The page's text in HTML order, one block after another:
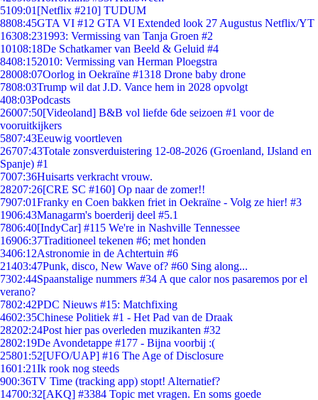
5109:01 [Netflix #210] TUDUM
8808:45GTA VI #12 GTA VI Extended look 27 Augustus Netflix/YT
16308:231993: Vermissing van Tanja Groen #2
10108:18De Schatkamer van Beeld & Geluid #4
8408:152010: Vermissing van Herman Ploegstra
28008:07Oorlog in Oekraïne #1318 Drone baby drone
7808:03Trump wil dat J.D. Vance hem in 2028 opvolgt
408:03Podcasts
26007:50[Videoland] B&B vol liefde 6de seizoen #1 voor de
vooruitkijkers
5807:43Eeuwig voortleven
26707:43Totale zonsverduistering 12-08-2026 (Groenland, IJsland en
Spanje) #1
7007:36Huisarts verkracht vrouw.
28207:26[CRE SC #160] Op naar de zomer!!
7907:01Franky en Coen bakken friet in Oekraïne - Volg ze hier! #3
1906:43Managarm's boerderij deel #5.1
7806:40[IndyCar] #115 We're in Nashville Tennessee
16906:37Traditioneel tekenen #6; met honden
3406:12Astronomie in de Achtertuin #6
21403:47Punk, disco, New Wave of? #60 Sing along...
7302:44Spaanstalige nummers #34 A que calor nos pasaremos por el
verano?
7802:42PDC Nieuws #15: Matchfixing
4602:35Chinese Politiek #1 - Het Pad van de Draak
28202:24Post hier pas overleden muzikanten #32
2802:19De Avondetappe #177 - Bijna voorbij :(
25801:52[UFO/UAP] #16 The Age of Disclosure
1601:21Ik rook nog steeds
900:36TV Time (tracking app) stopt! Alternatief?
14700:32[AKQ] #3384 Topic met vragen. En soms goede